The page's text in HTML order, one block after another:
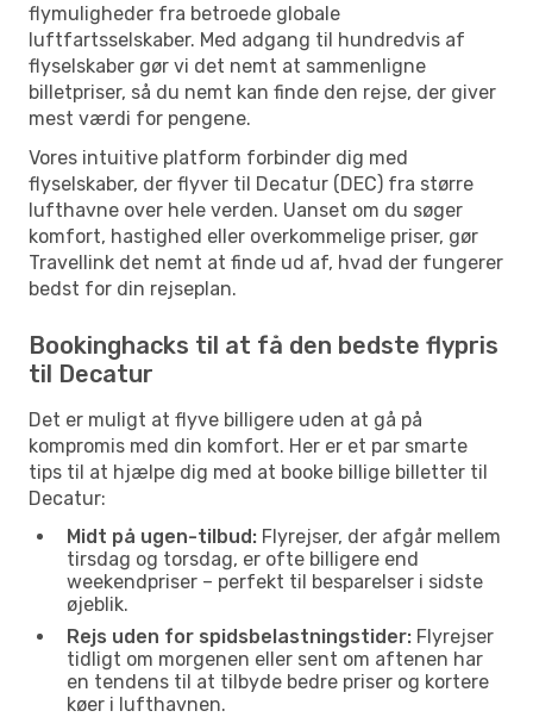
flymuligheder fra betroede globale
luftfartsselskaber. Med adgang til hundredvis af
flyselskaber gør vi det nemt at sammenligne
billetpriser, så du nemt kan finde den rejse, der giver
mest værdi for pengene.
Vores intuitive platform forbinder dig med
flyselskaber, der flyver til Decatur (DEC) fra større
lufthavne over hele verden. Uanset om du søger
komfort, hastighed eller overkommelige priser, gør
Travellink det nemt at finde ud af, hvad der fungerer
bedst for din rejseplan.
Bookinghacks til at få den bedste flypris
til Decatur
Det er muligt at flyve billigere uden at gå på
kompromis med din komfort. Her er et par smarte
tips til at hjælpe dig med at booke billige billetter til
Decatur:
Midt på ugen-tilbud: Flyrejser, der afgår mellem
tirsdag og torsdag, er ofte billigere end
weekendpriser – perfekt til besparelser i sidste
øjeblik.
Rejs uden for spidsbelastningstider: Flyrejser
tidligt om morgenen eller sent om aftenen har
en tendens til at tilbyde bedre priser og kortere
køer i lufthavnen.